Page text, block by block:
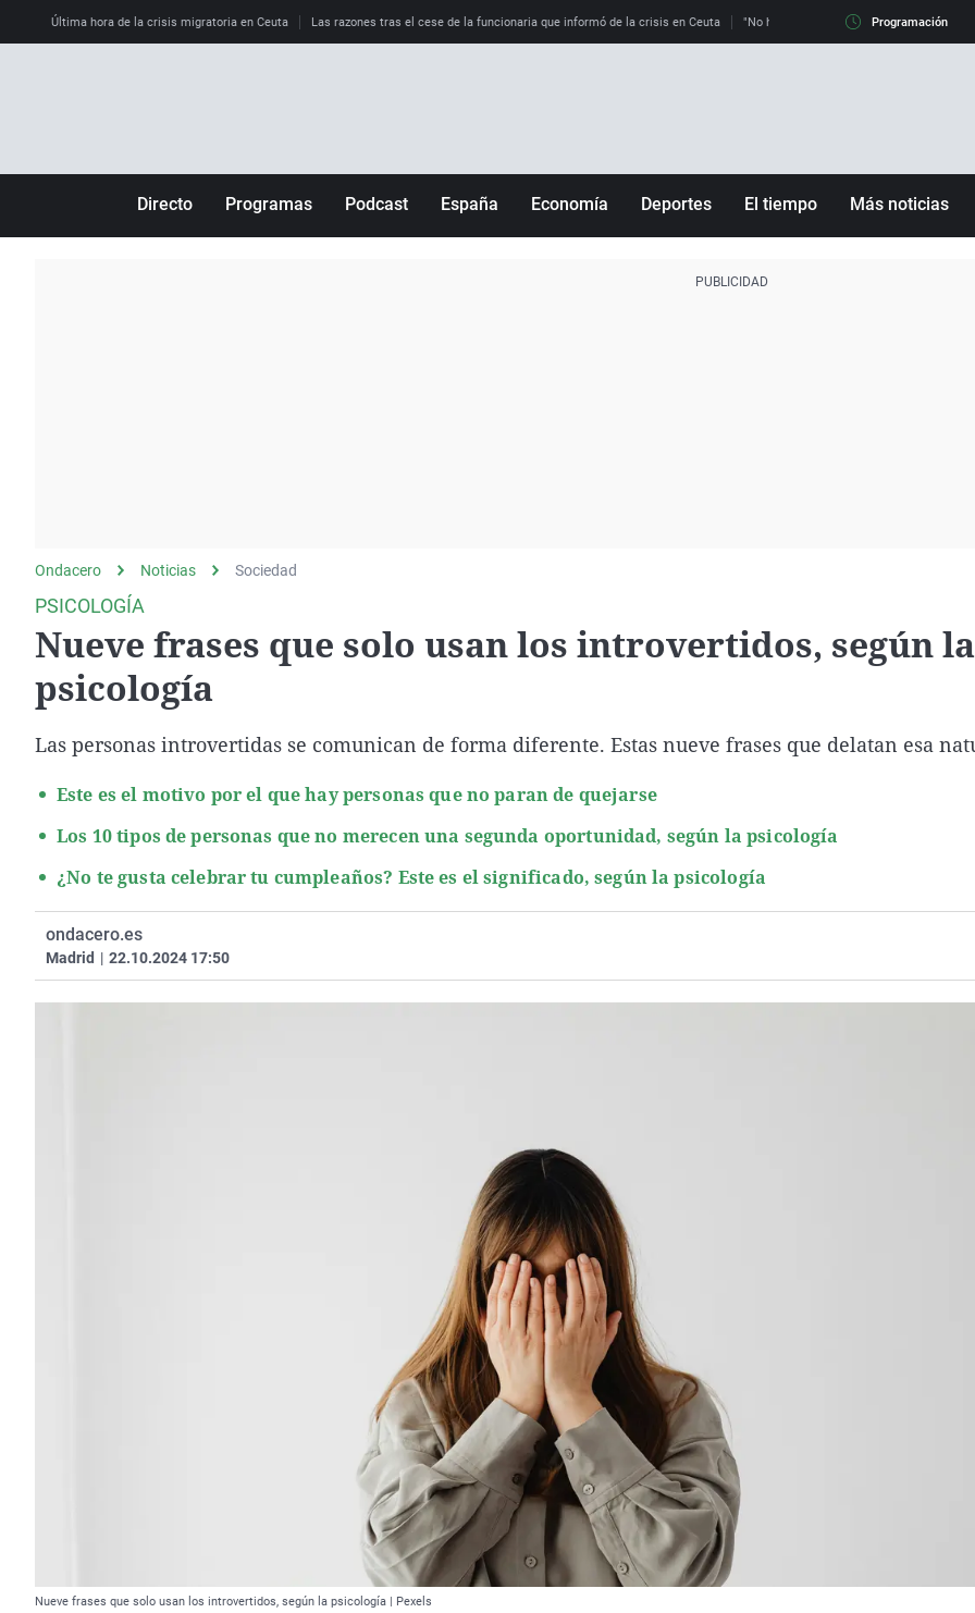
Última hora de la crisis migratoria en Ceuta Las razones tras el cese de la funcionaria que informó de la crisis en Ceuta "No hay mafias, que no nos engañen":
Programación
Directo Programas
Como el perro y el
Podcast
Equipo de investigación
España
País Vasco
Economía Deportes El tiempo Más noticias
Ondacero Noticias Sociedad
PSICOLOGÍA
Nueve frases que solo usan los introvertidos, según la
psicología
Las personas introvertidas se comunican de forma diferente. Estas nueve frases que delatan esa
Este es el motivo por el que hay personas que no paran de quejarse
Los 10 tipos de personas que no merecen una segunda oportunidad, según la psicología
¿No te gusta celebrar tu cumpleaños? Este es el significado, según la psicología
ondacero.es
Madrid | 22.10.2024 17:50
Nueve frases que solo usan los introvertidos, según la psicología | Pexels